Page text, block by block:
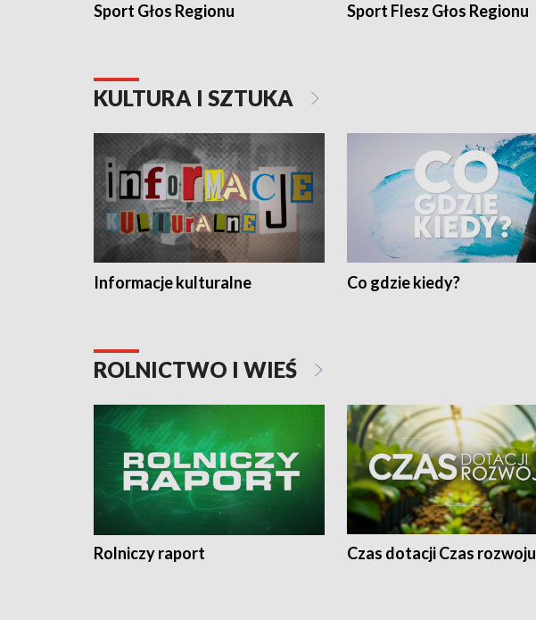
Sport Głos Regionu Sport Flesz Głos Regionu
KULTURA I SZTUKA
Informacje kulturalne Co gdzie kiedy?
ROLNICTWO I WIEŚ
Rolniczy raport Czas dotacji Czas rozwoju